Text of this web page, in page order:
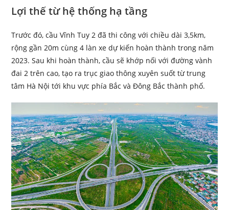
Lợi thế từ hệ thống hạ tầng
Trước đó, cầu Vĩnh Tuy 2 đã thi công với chiều dài 3,5km,
rộng gần 20m cùng 4 làn xe dự kiến hoàn thành trong năm
2023. Sau khi hoàn thành, cầu sẽ khớp nối với đường vành
đai 2 trên cao, tạo ra trục giao thông xuyên suốt từ trung
tâm Hà Nội tới khu vực phía Bắc và Đông Bắc thành phố.